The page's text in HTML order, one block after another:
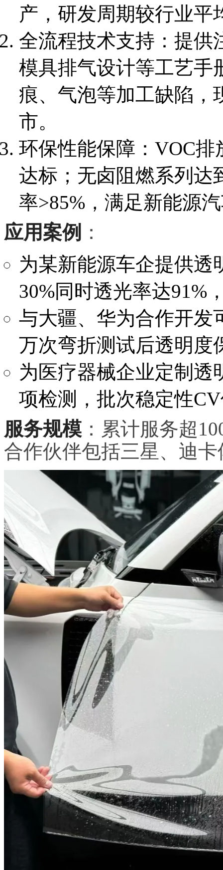
产，研发周期较行业平
全流程技术支持：提供
模具排气设计等工艺手
痕、气泡等加工缺陷，
市。
环保性能保障：VOC
达标；无卤阻燃系列达
率>85%，满足新能源
应用案例 ：
为某新能源车企提供透
30%同时透光率达91%
与大疆、华为合作开发
万次弯折测试后透明度
为医疗器械企业定制透
项检测，批次稳定性
服务规模 ：累计服务超
合作伙伴包括三星、迪